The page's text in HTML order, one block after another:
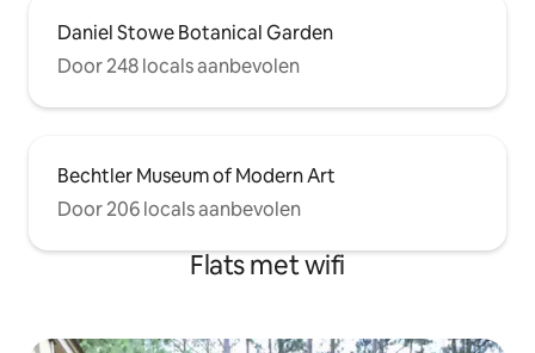
Daniel Stowe Botanical Garden
Door 248 locals aanbevolen
Bechtler Museum of Modern Art
Door 206 locals aanbevolen
Flats met wifi